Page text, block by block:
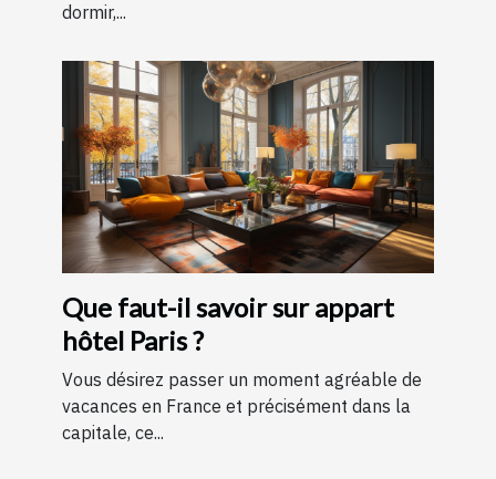
dormir,...
Que faut-il savoir sur appart
hôtel Paris ?
Vous désirez passer un moment agréable de
vacances en France et précisément dans la
capitale, ce...